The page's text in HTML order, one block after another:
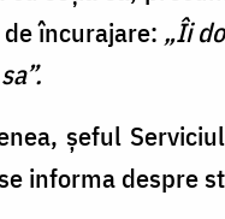
încurajare: „Îi
șeful
informa despre